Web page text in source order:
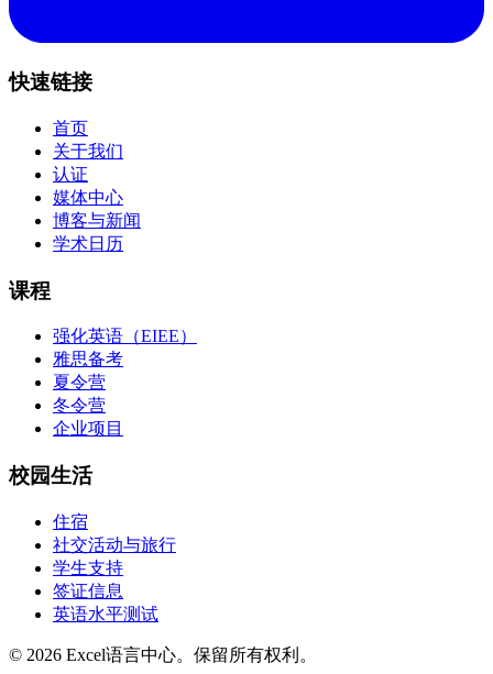
快速链接
首页
关于我们
认证
媒体中心
博客与新闻
学术日历
课程
强化英语（EIEE）
雅思备考
夏令营
冬令营
企业项目
校园生活
住宿
社交活动与旅行
学生支持
签证信息
英语水平测试
© 2026 Excel语言中心。保留所有权利。